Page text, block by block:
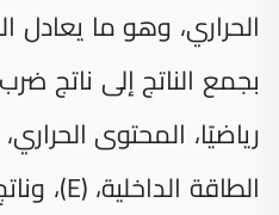
الحراري، وهو ما يعادل
بجمع الناتج إلى ناتج